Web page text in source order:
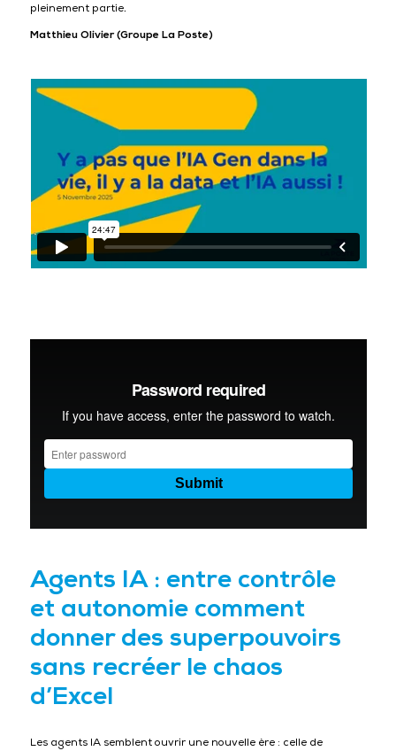
pleinement partie.
Matthieu Olivier (Groupe La Poste)
Agents IA : entre contrôle
et autonomie comment
donner des superpouvoirs
sans recréer le chaos
d’Excel
Les agents IA semblent ouvrir une nouvelle ère : celle de